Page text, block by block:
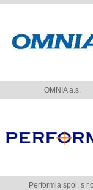
OMNIA a.s.
Performia spol. s